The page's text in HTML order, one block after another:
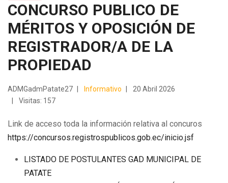
CONCURSO PUBLICO DE
MÉRITOS Y OPOSICIÓN DE
REGISTRADOR/A DE LA
PROPIEDAD
ADMGadmPatate27 Informativo
20 Abril 2026
Visitas: 157
Link de acceso toda la información relativa al concuros
https://concursos.registrospublicos.gob.ec/inicio.jsf
LISTADO DE POSTULANTES GAD MUNICIPAL DE
PATATE